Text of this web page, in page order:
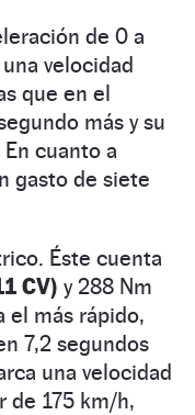
de 0 a
velocidad
que en el
más y su
cuanto a
gasto de siete
Éste cuenta
CV) y 288 Nm
el más rápido,
7,2 segundos
una velocidad
de 175 km/h,